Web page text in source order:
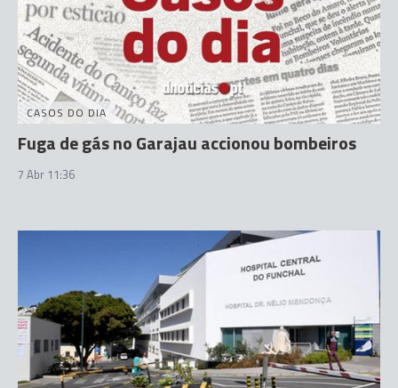
CASOS DO DIA
Fuga de gás no Garajau accionou bombeiros
7 Abr 11:36